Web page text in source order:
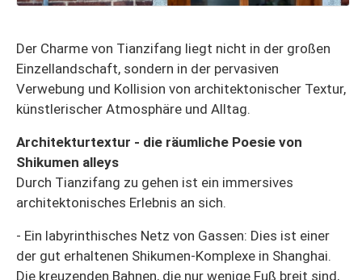
Der Charme von Tianzifang liegt nicht in der großen
Einzellandschaft, sondern in der pervasiven
Verwebung und Kollision von architektonischer Textur,
künstlerischer Atmosphäre und Alltag.
Architekturtextur - die räumliche Poesie von
Shikumen alleys
Durch Tianzifang zu gehen ist ein immersives
architektonisches Erlebnis an sich.
- Ein labyrinthisches Netz von Gassen: Dies ist einer
der gut erhaltenen Shikumen-Komplexe in Shanghai.
Die kreuzenden Bahnen, die nur wenige Fuß breit sind,